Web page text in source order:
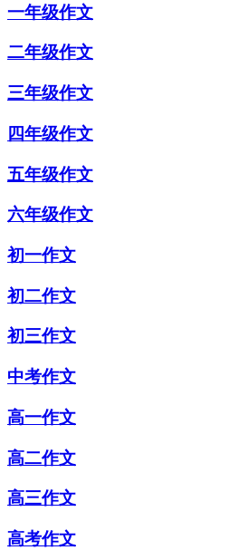
一年级作文
二年级作文
三年级作文
四年级作文
五年级作文
六年级作文
初一作文
初二作文
初三作文
中考作文
高一作文
高二作文
高三作文
高考作文